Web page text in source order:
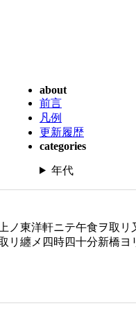
about
前言
凡例
更新履歴
categories
年代
洋軒ニテ午食ヲ取リ
纏メ四時四十分新橋ヨ